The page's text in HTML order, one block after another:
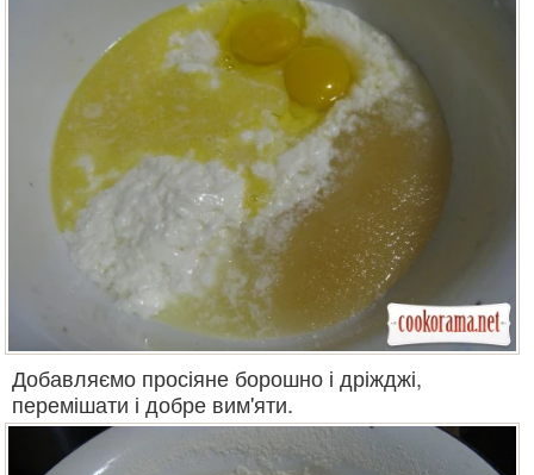
Добавляємо просіяне борошно і дріжджі,
перемішати і добре вим'яти.